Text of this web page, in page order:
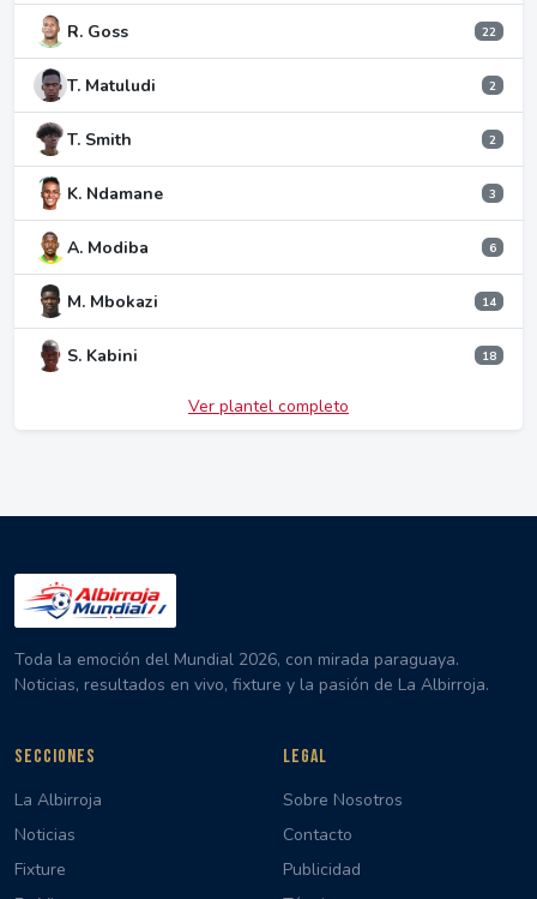
R. Goss 22
T. Matuludi 2
T. Smith 2
K. Ndamane 3
A. Modiba 6
M. Mbokazi 14
S. Kabini 18
Ver plantel completo
Toda la emoción del Mundial 2026, con mirada paraguaya.
Noticias, resultados en vivo, fixture y la pasión de La Albirroja.
SECCIONES
La Albirroja
Noticias
Fixture
LEGAL
Sobre Nosotros
Contacto
Publicidad